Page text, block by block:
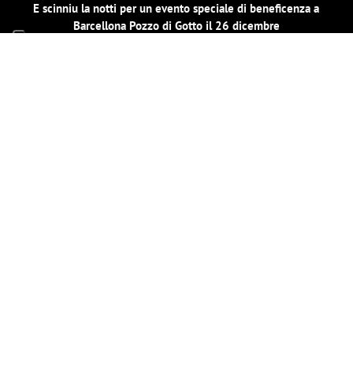
E scinniu la notti per un evento speciale di beneficenza a
Barcellona Pozzo di Gotto il 26 dicembre